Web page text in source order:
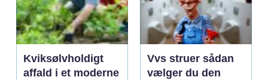
Kviksølvholdigt
affald i et moderne
Vvs struer sådan
vælger du den